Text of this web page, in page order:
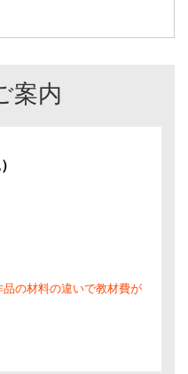
案内
の材料の違いで教材費が